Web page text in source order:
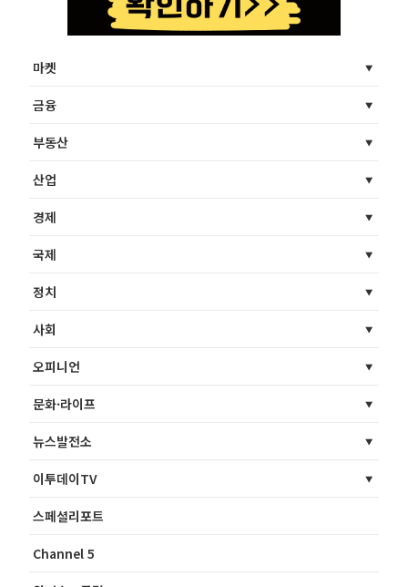
마켓
금융
부동산
산업
경제
국제
정치
사회
오피니언
문화·라이프
뉴스발전소
이투데이TV
스페셜리포트
Channel 5